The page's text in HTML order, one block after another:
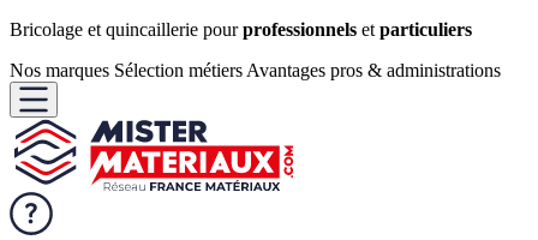
Bricolage et quincaillerie pourprofessionnels et particuliers
Nos marques Sélection métiers Avantages pros & administrations